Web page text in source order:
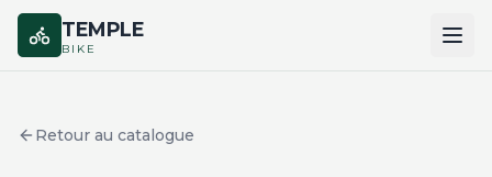
TEMPLE
BIKE
Retour au catalogue